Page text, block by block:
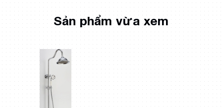
Sản phẩm vừa xem